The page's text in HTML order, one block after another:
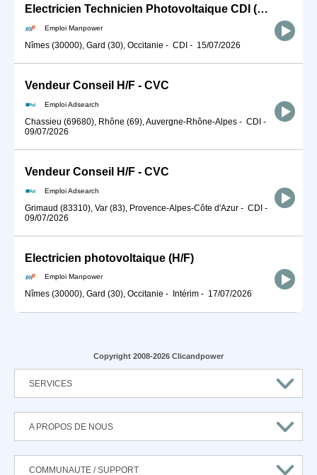
Electricien Technicien Photovoltaique CDI (H/F) (H/F)
Emploi Manpower
Nîmes (30000), Gard (30), Occitanie - CDI - 15/07/2026
Vendeur Conseil H/F - CVC
Emploi Adsearch
Chassieu (69680), Rhône (69), Auvergne-Rhône-Alpes - CDI -
09/07/2026
Vendeur Conseil H/F - CVC
Emploi Adsearch
Grimaud (83310), Var (83), Provence-Alpes-Côte d'Azur - CDI -
09/07/2026
Electricien photovoltaique (H/F)
Emploi Manpower
Nîmes (30000), Gard (30), Occitanie - Intérim - 17/07/2026
Copyright 2008-2026 Clicandpower
SERVICES
A PROPOS DE NOUS
COMMUNAUTE / SUPPORT